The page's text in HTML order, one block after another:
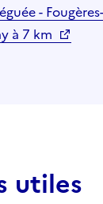
-
à 7 km
utiles